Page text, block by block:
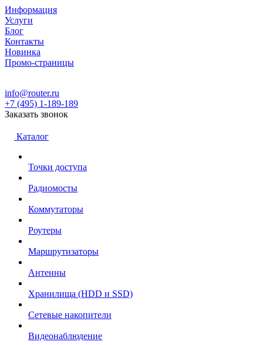
Информация
Услуги
Блог
Контакты
Новинка
Промо-страницы
info@router.ru
+7 (495) 1-189-189
Заказать звонок
Каталог
Точки доступа
Радиомосты
Коммутаторы
Роутеры
Маршрутизаторы
Антенны
Хранилища (HDD и SSD)
Сетевые накопители
Видеонаблюдение